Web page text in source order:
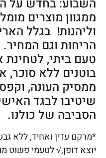
השבוע: בחדש על
ממגוון מוצרים
וליהנות! בגלל
הריחות וגם
טעם ביתי,
בוטנים ללא סוכר,
ממסיק העונה,
שיטיבו לבגד
הסביבה של כולנו.
*מרקם עדין ואחיד, ללא
יוצא דופן,√